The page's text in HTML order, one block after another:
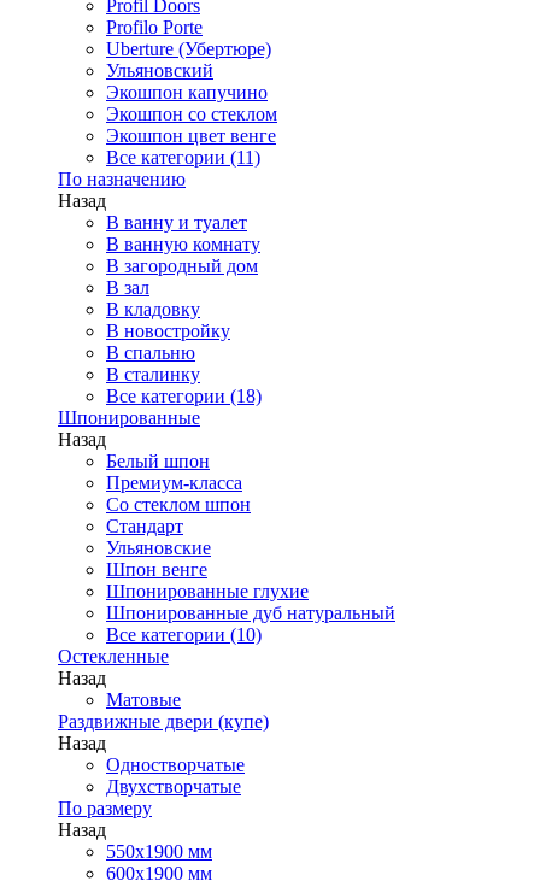
Profil Doors
Profilo Porte
Uberture (Убертюре)
Ульяновский
Экошпон капучино
Экошпон со стеклом
Экошпон цвет венге
Все категории (11)
По назначению
Назад
В ванну и туалет
В ванную комнату
В загородный дом
В зал
В кладовку
В новостройку
В спальню
В сталинку
Все категории (18)
Шпонированные
Назад
Белый шпон
Премиум-класса
Со стеклом шпон
Стандарт
Ульяновские
Шпон венге
Шпонированные глухие
Шпонированные дуб натуральный
Все категории (10)
Остекленные
Назад
Матовые
Раздвижные двери (купе)
Назад
Одностворчатые
Двухстворчатые
По размеру
Назад
550x1900 мм
600x1900 мм